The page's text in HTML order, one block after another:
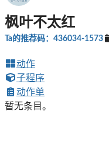
枫叶不太红
Ta的推荐码：436034-1573
动作
子程序
动作单
暂无条目。